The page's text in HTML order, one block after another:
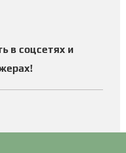
в соцсетях и
!